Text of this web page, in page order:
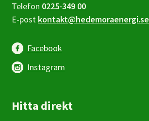
Telefon 0225-349 00
E-post kontakt@hedemoraenergi.se
Facebook
Instagram
Hitta direkt